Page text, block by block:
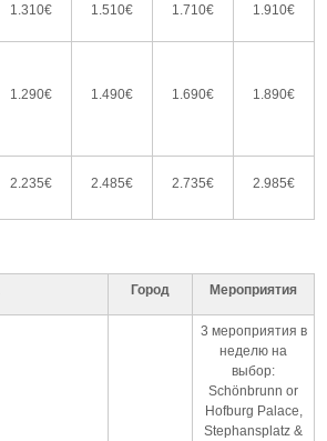
1.310€ 1.510€ 1.710€ 1.910€
1.290€ 1.490€ 1.690€ 1.890€
2.235€ 2.485€ 2.735€ 2.985€
Город Мероприятия
3 мероприятия в
неделю на
выбор:
Schönbrunn or
Hofburg Palace,
Stephansplatz &